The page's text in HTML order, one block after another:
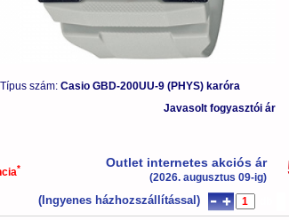
Típus szám: Casio GBD-200UU-9 (PHYS) karóra
Javasolt fogyasztói ár
* Outlet internetes akciós ár
(2026. augusztus 09-ig)
(Ingyenes házhozszállítással)